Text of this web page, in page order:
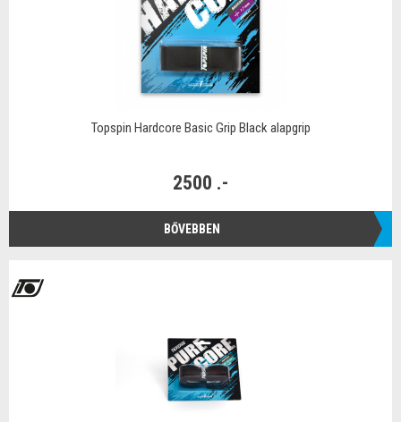
Topspin Hardcore Basic Grip Black alapgrip
2500 .-
BŐVEBBEN